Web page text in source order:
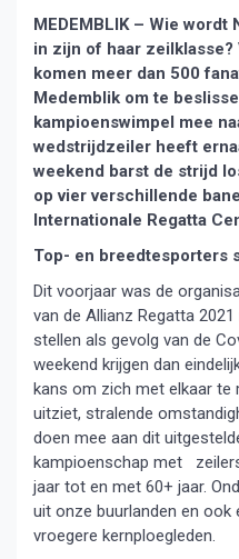
MEDEMBLIK – Wie wordt
in zijn of haar
komen meer dan 500
Medemblik om te
kampioenswimpel mee
wedstrijdzeiler heeft
weekend barst de strijd
op vier verschillende
Internationale Regatta
Top- en breedtesporters
Dit voorjaar was de
van de Allianz Regatta
stellen als gevolg van de
weekend krijgen dan
kans om zich met elkaar te
uitziet, stralende
doen mee aan dit
kampioenschap met
jaar tot en met 60+ jaar.
uit onze buurlanden en
vroegere kernploegleden.